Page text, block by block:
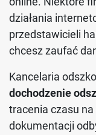
działania
przedstawicieli
chcesz zaufać
Kancelaria
dochodzenie
tracenia czasu
dokumentacji